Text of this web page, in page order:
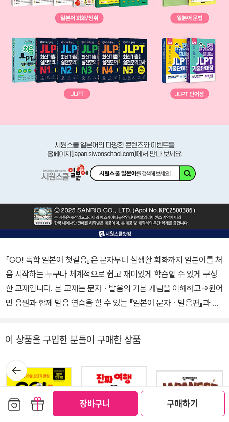
장바구니 구매하기
『GO! 독학 일본어 첫걸음』은 문자부터 실생활 회화까지 일본어를 처
음 시작하는 누구나 체계적으로 쉽고 재미있게 학습할 수 있게 구성
한 교재입니다. 본 교재는 문자ㆍ발음의 기본 개념을 이해하고→원어
민 음원과 함께 발음 연습을 할 수 있는 『일본어 문자ㆍ발음편』과 일
연습을 하는 『일본어 회화편』으로 구성하였습니다. ★ 이 책의 특징
① 30일이면 일본어 기초 완성! 처음 일본어를 접하는 학습자라도 3
0일이면 일본어 말문이 트일 수 있습니다. 누구나 쉽게 꾸준 히 공부
할 수 있는 분량과 난이도로 구성하여 부담 없이 학습할 수 있습니다.
② 일본어의 기본인 히라가나ㆍ가타카나 학습으로 기본 다지기! 히라
가나ㆍ가타카나 등 일본어 문자에 대해 알아보고, 재미있는 이미지와
이 상품을 구입한 분들이 구매한 상품
뒤로가
기